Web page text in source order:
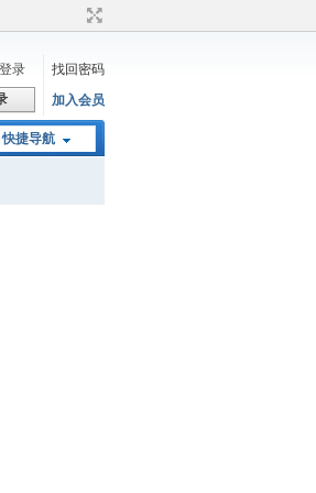
录
找回密码
加入会员
快捷导航